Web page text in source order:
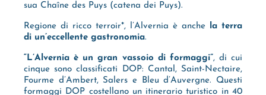
sua Chaîne des Puys (catena dei Puys).
Regione di ricco terroir*, l’Alvernia è anche la terra
di un’eccellente gastronomia.
“L’Alvernia è un gran vassoio di formaggi”, di cui
cinque sono classificati DOP: Cantal, Saint-Nectaire,
Fourme d’Ambert, Salers e Bleu d’Auvergne. Questi
formaggi DOP costellano un itinerario turistico in 40